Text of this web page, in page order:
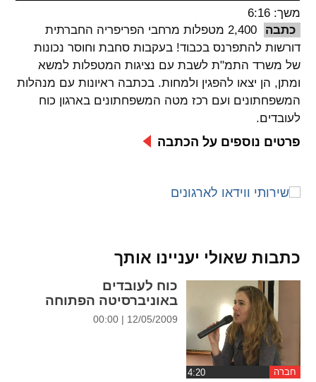
spellcheck
ניגודיות צבעים
ניגודיות בהירה
קישורים
איפוס
כל
ההגדרות
השארת
משוב
משך: 6:16
כתבה
2,400 מטפלות מרחבי הפריפריה החברתית
דורשות להתפרנס בכבוד! בעקבות סחבת וחוסר נכונות
של משרד התמ"ת לשבת עם נציגות המטפלות למשא
ומתן, הן יצאו להפגין ולמחות. בכתבה ראיונות עם מנהלות
המשפחתונים ועם רכז מטה המשפחתונים בארגון כוח
לעובדים.
פרטים נוספים על הכתבה
כתבות שאולי יעניינו אותך
חברה
כוח לעובדים
באוניברסיטה הפתוחה
12/05/2009 | 00:00